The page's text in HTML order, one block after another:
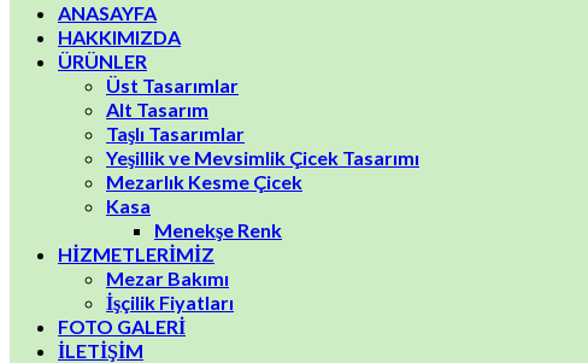
ANASAYFA
HAKKIMIZDA
ÜRÜNLER
Üst Tasarımlar
Alt Tasarım
Taşlı Tasarımlar
Yeşillik ve Mevsimlik Çicek Tasarımı
Mezarlık Kesme Çicek
Kasa
Menekşe Renk
HİZMETLERİMİZ
Mezar Bakımı
İşçilik Fiyatları
FOTO GALERİ
İLETİŞİM